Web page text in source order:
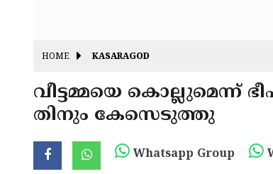
HOME KASARAGOD
വീട്ടമ്മയെ കൊല്ലുമെന്ന്
തിനും കേസെടുത്തു
Whatsapp Group